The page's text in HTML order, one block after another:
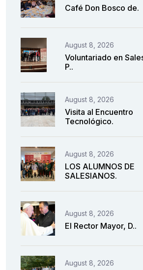
Café Don Bosco de.
August 8, 2026
Voluntariado en
P..
August 8, 2026
Visita al Encuentro
Tecnológico.
August 8, 2026
LOS ALUMNOS DE
SALESIANOS.
August 8, 2026
El Rector Mayor, D..
August 8, 2026